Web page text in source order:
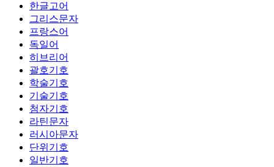
한글고어
그리스문자
프랑스어
독일어
히브리어
괄호기호
학술기호
기술기호
첨자기호
라틴문자
러시아문자
단위기호
일반기호